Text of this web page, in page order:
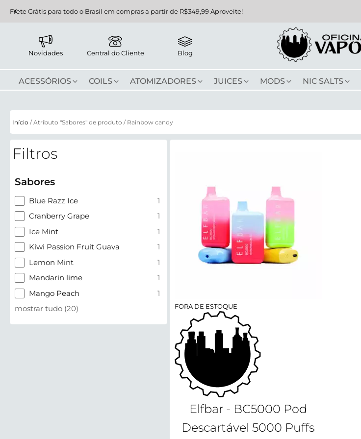
Frete Grátis para todo o Brasil em compras a partir de R$349,99 Aproveite!
Novidades Central do Cliente Blog
ACESSÓRIOS COILS ATOMIZADORES JUICES MODS NIC SALTS
Início / Atributo "Sabores" de produto / Rainbow candy
Filtros
Sabores
Blue Razz Ice
1
Cranberry Grape
1
Ice Mint
1
Kiwi Passion Fruit Guava
1
Lemon Mint
1
Mandarin lime
1
Mango Peach
1
mostrar tudo (20) FORA DE ESTOQUE
Elfbar - BC5000 Pod
Descartável 5000 Puffs